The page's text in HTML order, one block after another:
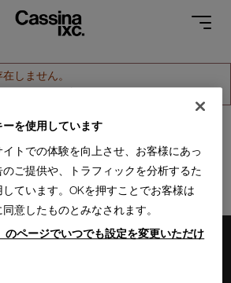
しません。
ホームへ戻る
を使用しています
トでの体験を向上させ、お客様にあっ
ご提供や、トラフィックを分析するた
ています。OKを押すことでお客様は
意したものとみなされます。
のページでいつでも設定を変更いただけ